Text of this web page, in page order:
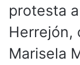
protesta
Herrejón,
Marisela